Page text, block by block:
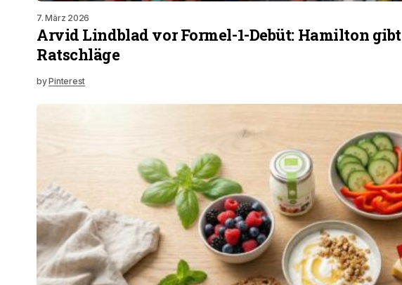
7. März 2026
Arvid Lindblad vor Formel-1-Debüt: Hamilton gibt
Ratschläge
byPinterest